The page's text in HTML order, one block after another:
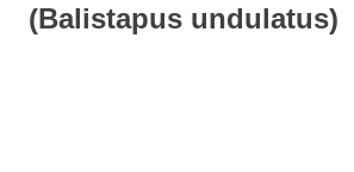
(Balistapus undulatus)